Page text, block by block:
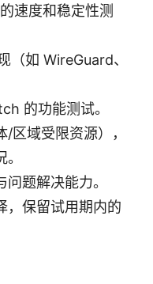
速度和稳定性测
（如 WireGuard、
的功能测试。
区域受限资源），
题解决能力。
，保留试用期内的